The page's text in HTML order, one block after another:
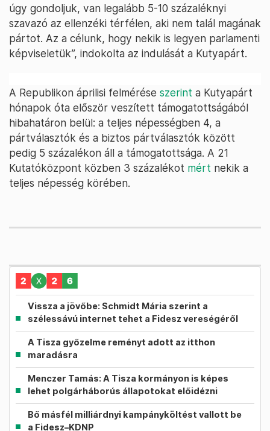
úgy gondoljuk, van legalább 5-10 százaléknyi
szavazó az ellenzéki térfélen, aki nem talál magának
pártot. Az a célunk, hogy nekik is legyen parlamenti
képviseletük”, indokolta az indulását a Kutyapárt.
A Republikon áprilisi felmérése szerint a Kutyapárt
hónapok óta először veszített támogatottságából
hibahatáron belül: a teljes népességben 4, a
pártválasztók és a biztos pártválasztók között
pedig 5 százalékon áll a támogatottsága. A 21
Kutatóközpont közben 3 százalékot mért nekik a
teljes népesség körében.
Vissza a jövőbe: Schmidt Mária szerint a
szélessávú internet tehet a Fidesz vereségéről
A Tisza győzelme reményt adott az itthon
maradásra
Menczer Tamás: A Tisza kormányon is képes
lehet polgárháborús állapotokat előidézni
Bő másfél milliárdnyi kampányköltést vallott be
a Fidesz–KDNP